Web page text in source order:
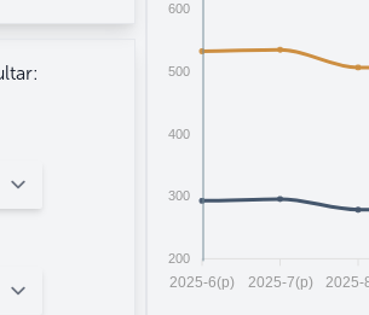
2025-6(p) 2025-7(p) 2025-
600
500
400
300
200